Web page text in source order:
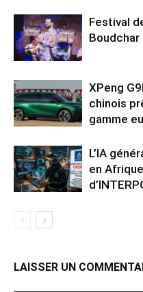
Festival
Boudchar
XPeng
chinois
gamme
L’IA
en
LAISSER UN